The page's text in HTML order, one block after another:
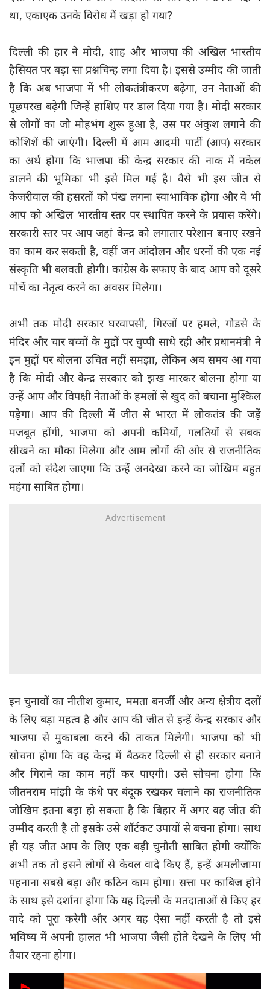
था, एकाएक उनके विरोध में खड़ा हो गया?
दिल्ली की हार ने मोदी, शाह और भाजपा की अखिल भारतीय
हैसियत पर बड़ा सा प्रश्नचिन्ह लगा दिया है। इससे उम्मीद की जाती
है कि अब भाजपा में भी लोकतंत्रीकरण बढ़ेगा, उन नेताओं की
पूछपरख बढ़ेगी जिन्हें हाशिए पर डाल दिया गया है। मोदी सरकार
से लोगों का जो मोहभंग शुरू हुआ है, उस पर अंकुश लगाने की
कोशिशें की जाएंगी। दिल्ली में आम आदमी पार्टी (आप) सरकार
का अर्थ होगा कि भाजपा की केन्द्र सरकार की नाक में नकेल
डालने की भूमिका भी इसे मिल गई है। वैसे भी इस जीत से
केजरीवाल की हसरतों को पंख लगना स्वाभाविक होगा और वे भी
आप को अखिल भारतीय स्तर पर स्थापित करने के प्रयास करेंगे।
सरकारी स्तर पर आप जहां केन्द्र को लगातार परेशान बनाए रखने
का काम कर सकती है, वहीं जन आंदोलन और धरनों की एक नई
संस्कृति भी बलवती होगी। कांग्रेस के सफाए के बाद आप को दूसरे
मोर्चे का नेतृत्व करने का अवसर मिलेगा।
अभी तक मोदी सरकार घरवापसी, गिरजों पर हमले, गोडसे के
मंदिर और चार बच्चों के मुद्दों पर चुप्पी साधे रही और प्रधानमंत्री ने
इन मुद्दों पर बोलना उचित नहीं समझा, लेकिन अब समय आ गया
है कि मोदी और केन्द्र सरकार को झख मारकर बोलना होगा या
उन्हें आप और विपक्ष‍ी नेताओं के हमलों से खुद को बचाना मुश्किल
पड़ेगा। आप की दिल्ली में जीत से भारत में लोकतंत्र की जड़ें
मजबूत होंगी, भाजपा को अपनी कमियों, गलतियों से सबक
सीखने का मौका मिलेगा और आम लोगों की ओर से राजनीतिक
दलों को संदेश जाएगा कि उन्हें अनदेखा करने का जोखिम बहुत
महंगा साबित होगा।
इन चुनावों का नीतीश कुमार, ममता बनर्जी और अन्य क्षेत्रीय दलों
के लिए बड़ा महत्व है और आप की जीत से इन्हें केन्द्र सरकार और
भाजपा से मुकाबला करने की ताकत मिलेगी। भाजपा को भी
सोचना होगा कि वह केन्द्र में बैठकर दिल्ली से ही सरकार बनाने
और गिराने का काम नहीं कर पाएगी। उसे सोचना होगा कि
जीतनराम मांझी के कंधे पर बंदूक रखकर चलाने का राजनीतिक
जोखिम इतना बड़ा हो सकता है कि बिहार में अगर वह जीत की
उम्मीद करती है तो इसके उसे शॉर्टकट उपायों से बचना होगा। साथ
ही यह जीत आप के लिए एक बड़ी चुनौती साबित होगी क्योंकि
अभी तक तो इसने लोगों से केवल वादे किए हैं, इन्हें अमलीजामा
पहनाना सबसे बड़ा और कठिन काम होगा। सत्ता पर काबिज होने
के साथ इसे दर्शाना होगा कि यह दिल्ली के मतदाताओं से किए हर
वादे को पूरा करेगी और अगर यह ऐसा नहीं करती है तो इसे
भविष्य में अपनी हालत भी भाजपा जैसी होते देखने के लिए भी
तैयार रहना होगा।